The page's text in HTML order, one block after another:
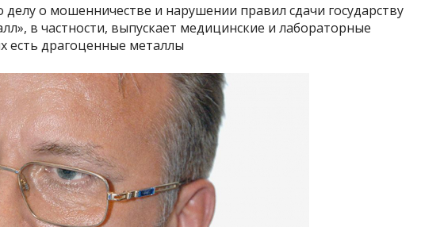
о мошенничестве и нарушении правил сдачи государству
в частности, выпускает медицинские и лабораторные
есть драгоценные металлы